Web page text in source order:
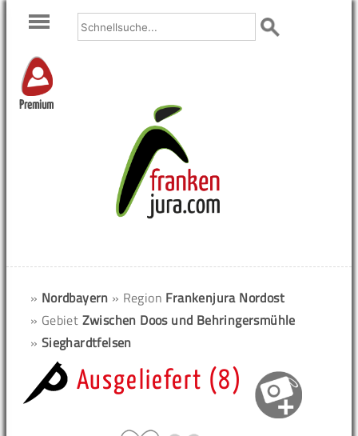
Premium
» Nordbayern » Region Frankenjura Nordost
» Gebiet Zwischen Doos und Behringersmühle
» Sieghardtfelsen
Ausgeliefert (8)